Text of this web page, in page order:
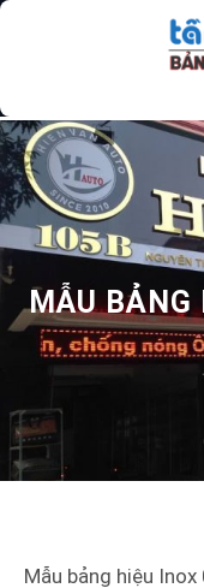
Chuyển
dung
MẪU
Mẫu bảng hiệu